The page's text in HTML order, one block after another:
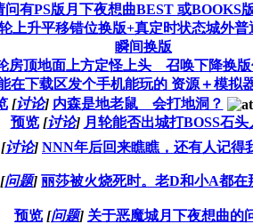
问有PS版月下夜想曲BEST 或BOOKS
上升平移错位换版+真定时状态城外
瞬间换版
房顶地面上方定怪上头 召唤下降换
在下载区发个手机能玩的 资源＋模拟
[讨论] 内森是地老鼠 会打地洞？
预览 [讨论] 月轮能否出城打BOSS石头
[讨论] NNN年后回来瞧瞧，还有人记得
[问题] 丽莎被火烧死时。老D和小A都在
预览 [问题] 关于恶魔城月下夜想曲的